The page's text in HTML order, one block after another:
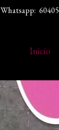
Whatsapp:
Inicio